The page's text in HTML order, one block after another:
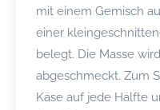
mit einem Gemisch
einer
belegt. Die Masse
abgeschmeckt. Zum
Käse auf jede Hälfte